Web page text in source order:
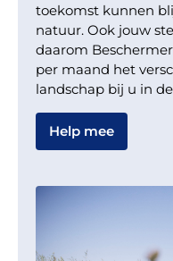
toekomst kunnen
natuur. Ook jouw
daarom
per maand het
landschap bij u in
Help mee